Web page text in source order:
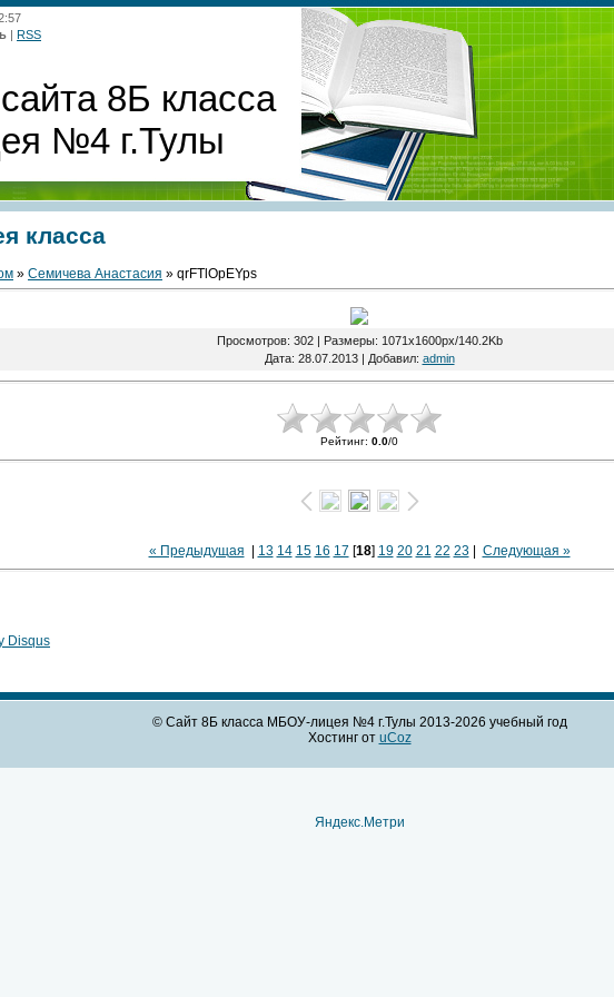
| RSS
8Б класса
№4 г.Тулы
класса
» Семичева Анастасия » qrFTlOpEYps
Просмотров: 302 | Размеры: 1071x1600px/140.2Kb
Дата: 28.07.2013 | Добавил: admin
Рейтинг: 0.0/0
« Предыдущая 13 14 15 16 17 [18] 19 20 21 22 23| Следующая »
Disqus
© Сайт 8Б класса МБОУ-лицея №4 г.Тулы 2013-2026 учебный год
Хостинг от uCoz